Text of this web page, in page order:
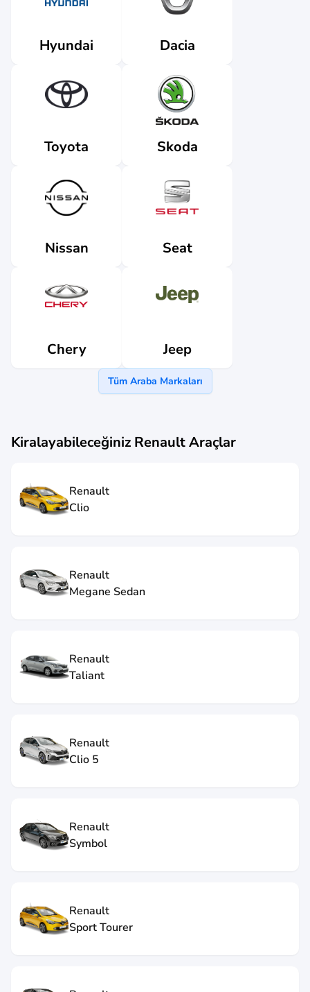
Hyundai Dacia
Toyota Skoda
Nissan Seat
Chery Jeep
Tüm Araba Markaları
Kiralayabileceğiniz RenaultAraçlar
Renault
Clio
Renault
Megane Sedan
Renault
Taliant
Renault
Clio 5
Renault
Symbol
Renault
Sport Tourer